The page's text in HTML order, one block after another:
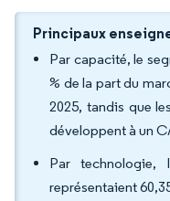
Principaux
Par capacité, le
% de la part du
2025, tandis que
développent à un
Par
représentaient